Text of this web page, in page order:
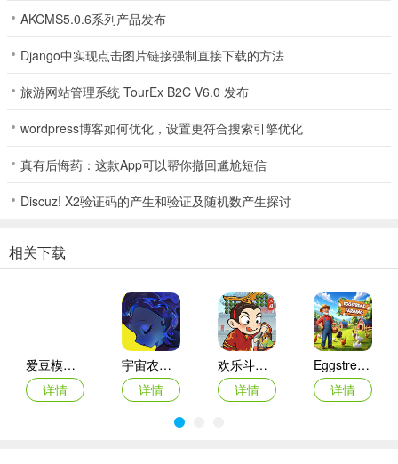
通过从Korp那里购买回来，拯救你所有的朋友宠物吧！每个宠物都带
有独特的待机机制，可以帮助自动化你的农场，如自动浇水、自动锤
击等。
6、无需管理库存
Super Farming Bo省去了库存管理的需要。所有的种子和待命助手都
是跟着你走的生物，避免了不断填充库存的麻烦！
7、美化一切并定制
的家将独一无二，并因为你的创造性而看起来令人惊叹。
利用你的农作物的连锁反应和连锁反应技能来保卫你的农场，对抗像
害虫和季节Boss这样的邪恶生物！
9、蘑菇助推器
如夜间的阳光、即时的天气变化或超级工具的变形（如巨大的锤子）
AKCMS5.0.6系列产品发布
Django中实现点击图片链接强制直接下载的方法
旅游网站管理系统 TourEx B2C V6.0 发布
wordpress博客如何优化，设置更符合搜索引擎优化
真有后悔药：这款App可以帮你撤回尴尬短信
Discuz! X2验证码的产生和验证及随机数产生探讨
相关下载
爱豆模拟器
详情
宇宙农场物语手机版
详情
欢乐斗萌将官方版
详情
Eggstreme Farming游戏
详情